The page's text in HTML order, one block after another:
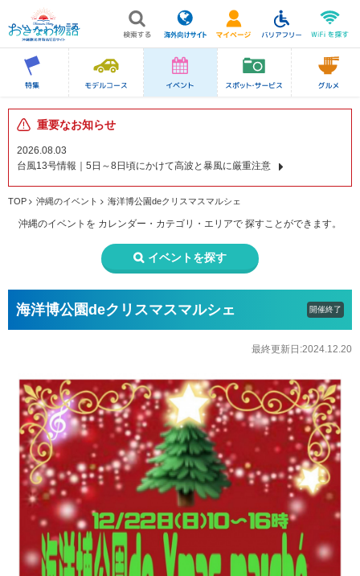
重要なお知らせ
2026.08.03
台風13号情報｜5日～8日頃にかけて高波と暴風に厳重注意
TOP 沖縄のイベント 海洋博公園deクリスマスマルシェ
沖縄のイベントを カレンダー・カテゴリ・エリアで 探すことができます。
イベントを探す
海洋博公園deクリスマスマルシェ 開催終了
最終更新日:2024.12.20